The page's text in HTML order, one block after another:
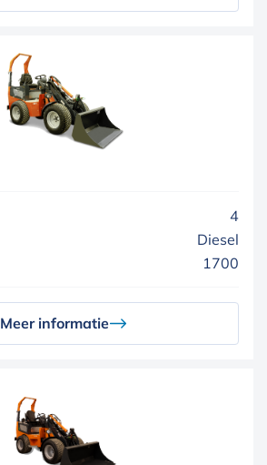
4
Diesel
1700
Meer informatie